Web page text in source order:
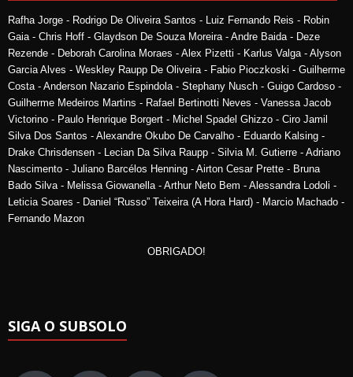
Rafha Jorge - Rodrigo De Oliveira Santos - Luiz Fernando Reis - Robin
Gaia - Chris Hoff - Glaydson De Souza Moreira - Andre Baida - Deze
Rezende - Deborah Carolina Moraes - Alex Pizetti - Karlus Valga - Alyson
Garcia Alves - Weskley Raupp De Oliveira - Fabio Pioczkoski - Guilherme
Costa - Anderson Nazario Espindola - Stephany Nusch - Guigo Cardoso -
Guilherme Medeiros Martins - Rafael Bertinotti Neves - Vanessa Jacob
Victorino - Paulo Henrique Borgert - Michel Spadel Ghizzo - Ciro Jamil
Silva Dos Santos - Alexandre Okubo De Carvalho - Eduardo Kalsing -
Drake Chrisdensen - Lecian Da Silva Raupp - Silvia M. Gutierre - Adriano
Nascimento - Juliano Barcélos Henning - Airton Cesar Prette - Bruna
Bado Silva - Melissa Giowanella - Arthur Neto Bem - Alessandra Lodoli -
Leticia Soares - Daniel “Russo” Teixeira (A Hora Hard) - Marcio Machado -
Fernando Mazon
OBRIGADO!
SIGA O SUBSOLO